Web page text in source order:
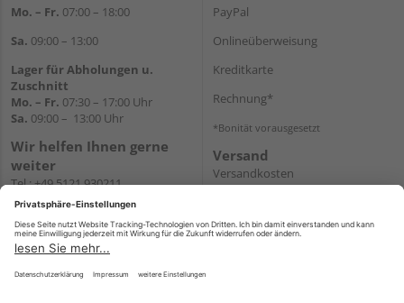
Mo. – Fr. 07:00 – 18:00
Sa. 09:00 – 13:00
Lager für Abholungen u.
Zuschnitt
Mo. – Fr. 07:30 – 17:00 Uhr
Sa. 09:00 – 13:00 Uhr
Wir helfen Ihnen gerne
weiter
Tel.:+49 5121 930211
E-Mail:holzlandshop@holzland-
Newsletter
PayPal
Onlineüberweisung
Kreditkarte
Rechnung*
*Bonität vorausgesetzt
Versand
Versandkosten